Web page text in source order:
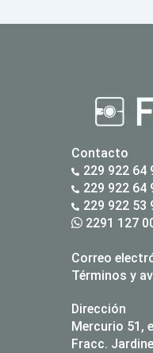
Contacto
229 922 64
229 922 64
229 922 53
2291 127
Correo
Términos y
Dirección
Mercurio 51,
Fracc.